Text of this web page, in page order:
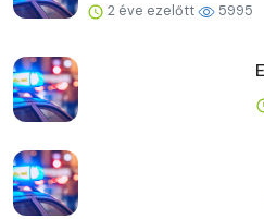
2 éve ezelőtt 5995